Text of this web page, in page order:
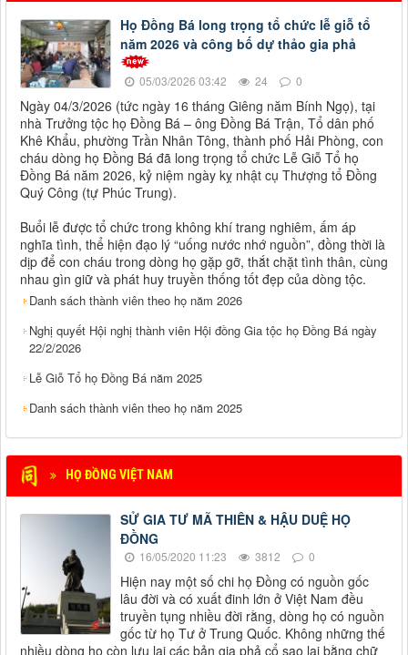
Họ Đồng Bá long trọng tổ chức lễ giỗ tổ
năm 2026 và công bố dự thảo gia phả
05/03/2026 03:42 24 0
Ngày 04/3/2026 (tức ngày 16 tháng Giêng năm Bính Ngọ), tại
nhà Trưởng tộc họ Đồng Bá – ông Đồng Bá Trận, Tổ dân phố
Khê Khẩu, phường Trần Nhân Tông, thành phố Hải Phòng, con
cháu dòng họ Đồng Bá đã long trọng tổ chức Lễ Giỗ Tổ họ
Đồng Bá năm 2026, kỷ niệm ngày kỵ nhật cụ Thượng tổ Đồng
Quý Công (tự Phúc Trung).
Buổi lễ được tổ chức trong không khí trang nghiêm, ấm áp
nghĩa tình, thể hiện đạo lý “uống nước nhớ nguồn”, đồng thời là
dịp để con cháu trong dòng họ gặp gỡ, thắt chặt tình thân, cùng
nhau gìn giữ và phát huy truyền thống tốt đẹp của dòng tộc.
Danh sách thành viên theo họ năm 2026
Nghị quyết Hội nghị thành viên Hội đồng Gia tộc họ Đồng Bá ngày
22/2/2026
Lễ Giỗ Tổ họ Đồng Bá năm 2025
Danh sách thành viên theo họ năm 2025
HỌ ĐỒNG VIỆT NAM
SỬ GIA TƯ MÃ THIÊN & HẬU DUỆ HỌ
ĐỒNG
16/05/2020 11:23 3812 0
Hiện nay một số chi họ Đồng có nguồn gốc
lâu đời và có xuất đinh lớn ở Việt Nam đều
truyền tụng nhiều đời rằng, dòng họ có nguồn
gốc từ họ Tư ở Trung Quốc. Không những thế
nhiều dòng họ còn lưu lại các bản gia phả cổ sao lại bằng chữ